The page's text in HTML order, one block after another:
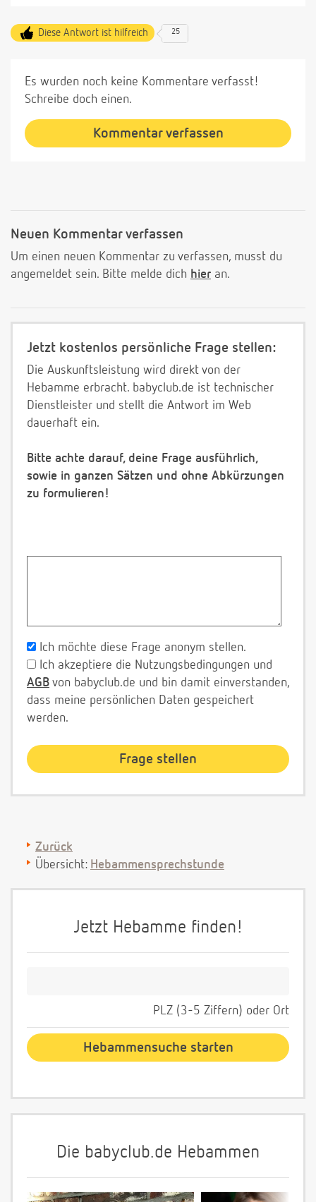
Diese Antwort ist hilfreich 25
Es wurden noch keine Kommentare verfasst!
Schreibe doch einen.
Kommentar verfassen
Neuen Kommentar verfassen
Um einen neuen Kommentar zu verfassen, musst du
angemeldet sein. Bitte melde dich hier an.
Jetzt kostenlos persönliche Frage stellen:
Die Auskunftsleistung wird direkt von der
Hebamme erbracht. babyclub.de ist technischer
Dienstleister und stellt die Antwort im Web
dauerhaft ein.
Bitte achte darauf, deine Frage ausführlich,
sowie in ganzen Sätzen und ohne Abkürzungen
zu formulieren!
Ich möchte diese Frage anonym stellen.
Ich akzeptiere die Nutzungsbedingungen und
AGB von babyclub.de und bin damit einverstanden,
dass meine persönlichen Daten gespeichert
werden.
Zurück
Übersicht: Hebammensprechstunde
Jetzt Hebamme finden!
PLZ (3-5 Ziffern) oder Ort
Die babyclub.de Hebammen